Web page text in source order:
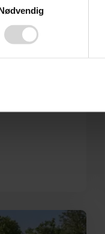
dit samtykke ved